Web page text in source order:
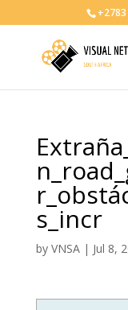
s_incr
by VNSA| Jul 8,